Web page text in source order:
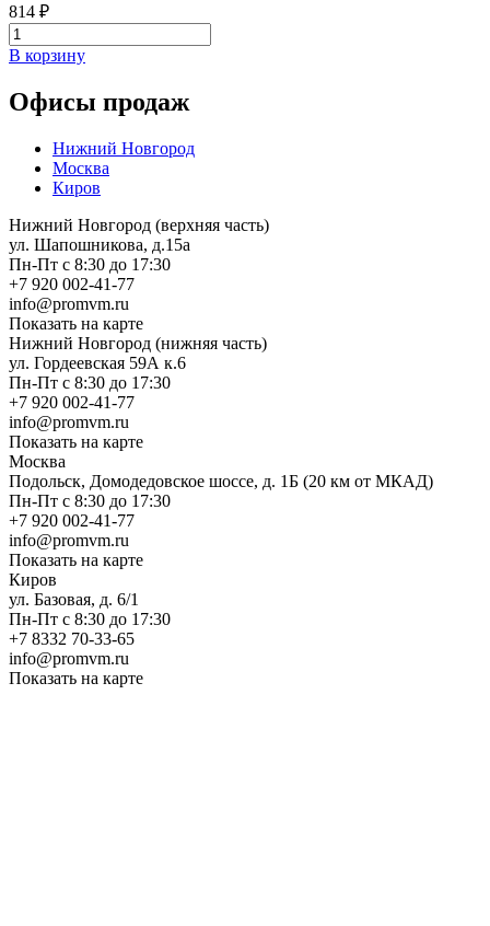
814 ₽
В корзину
Офисы продаж
Нижний Новгород
Москва
Киров
Нижний Новгород (верхняя часть)
ул. Шапошникова, д.15а
Пн-Пт с 8:30 до 17:30
+7 920 002-41-77
info@promvm.ru
Показать на карте
Нижний Новгород (нижняя часть)
ул. Гордеевская 59А к.6
Пн-Пт с 8:30 до 17:30
+7 920 002-41-77
info@promvm.ru
Показать на карте
Москва
Подольск, Домодедовское шоссе, д. 1Б (20 км от МКАД)
Пн-Пт с 8:30 до 17:30
+7 920 002-41-77
info@promvm.ru
Показать на карте
Киров
ул. Базовая, д. 6/1
Пн-Пт с 8:30 до 17:30
+7 8332 70-33-65
info@promvm.ru
Показать на карте